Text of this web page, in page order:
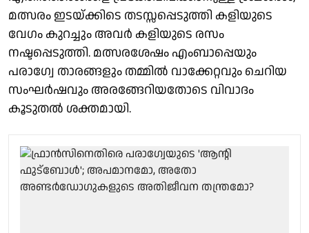
മത്സരം ഇടയ്ക്കിടെ തടസ്സപ്പെടുത്തി കളിയുടെ
വേഗം കുറച്ചും അവർ കളിയുടെ രസം
നഷ്ടപ്പെടുത്തി. മത്സരശേഷം എംബാപ്പെയും
പരാഗ്വേ താരങ്ങളും തമ്മിൽ വാക്കേറ്റവും ചെറിയ
സംഘർഷവും അരങ്ങേറിയതോടെ വിവാദം
കൂടുതൽ ശക്തമായി.